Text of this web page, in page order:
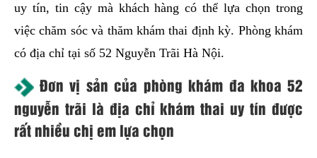
uy tín, tin cậy mà khách hàng có thể lựa chọn trong
việc chăm sóc và thăm khám thai định kỳ. Phòng khám
có địa chỉ tại số 52 Nguyễn Trãi Hà Nội.
Đơn vị sản của phòng khám đa khoa 52
nguyễn trãi là địa chỉ khám thai uy tín được
rất nhiều chị em lựa chọn